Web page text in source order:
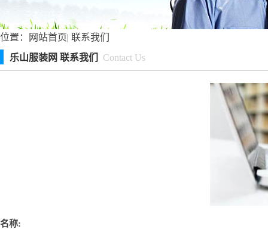
位置： 网站首页| 联系我们
乐山服装网 联系我们
Contact Us
名称: